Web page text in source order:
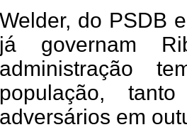
Welder, do PSDB
já governam
administração
população,
adversários em